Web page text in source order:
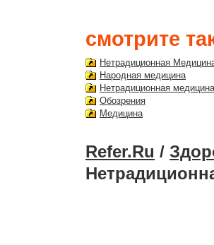
смотрите
Нетрадиционная
Народная медицина
Нетрадиционная медицина
Обозрения
Медицина
Refer.Ru /